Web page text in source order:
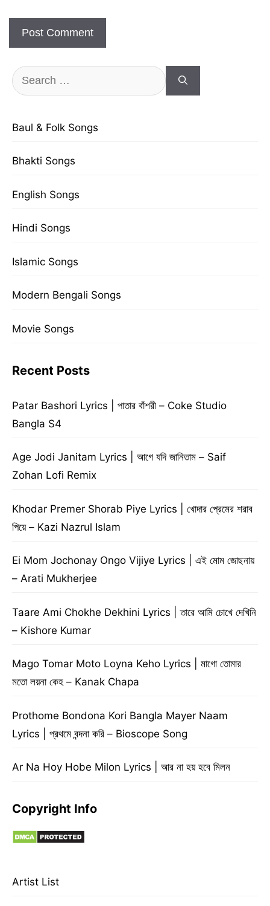
Search
for:
Baul & Folk Songs
Bhakti Songs
English Songs
Hindi Songs
Islamic Songs
Modern Bengali Songs
Movie Songs
Recent Posts
Patar Bashori Lyrics | পাতার বাঁশরী – Coke Studio
Bangla S4
Age Jodi Janitam Lyrics | আগে যদি জানিতাম – Saif
Zohan Lofi Remix
Khodar Premer Shorab Piye Lyrics | খোদার প্রেমের শরাব
পিয়ে – Kazi Nazrul Islam
Ei Mom Jochonay Ongo Vijiye Lyrics | এই মোম জোছনায়
– Arati Mukherjee
Taare Ami Chokhe Dekhini Lyrics | তারে আমি চোখে দেখিনি
– Kishore Kumar
Mago Tomar Moto Loyna Keho Lyrics | মাগো তোমার
মতো লয়না কেহ – Kanak Chapa
Prothome Bondona Kori Bangla Mayer Naam
Lyrics | প্রথমে বন্দনা করি – Bioscope Song
Ar Na Hoy Hobe Milon Lyrics | আর না হয় হবে মিলন
Copyright Info
Artist List